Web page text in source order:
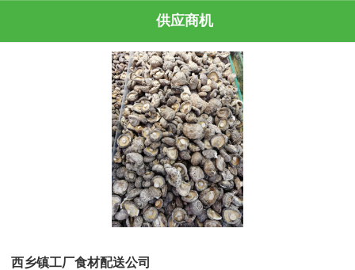
供应商机
西乡镇工厂食材配送公司